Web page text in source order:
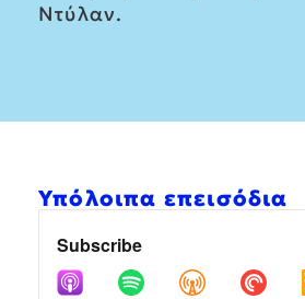
Ντύλαν.
Υπόλοιπα επεισόδια